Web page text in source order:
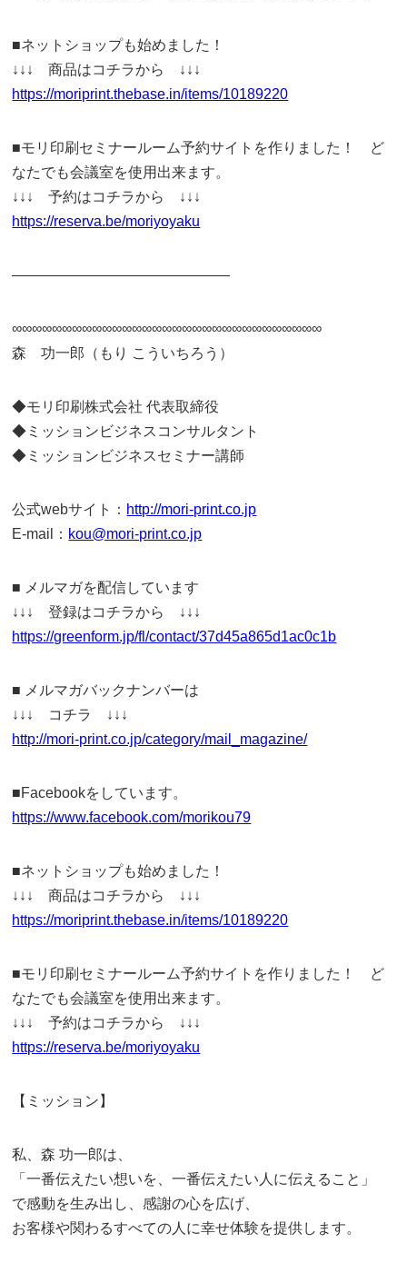
■ネットショップも始めました！
↓↓↓ 商品はコチラから ↓↓↓
https://moriprint.thebase.in/items/10189220
■モリ印刷セミナールーム予約サイトを作りました！ ど
なたでも会議室を使用出来ます。
↓↓↓ 予約はコチラから ↓↓↓
https://reserva.be/moriyoyaku
———————————————
∞∞∞∞∞∞∞∞∞∞∞∞∞∞∞∞∞∞∞∞∞∞∞∞∞∞∞∞∞∞∞
森 功一郎（もり こういちろう）
◆モリ印刷株式会社 代表取締役
◆ミッションビジネスコンサルタント
◆ミッションビジネスセミナー講師
公式webサイト： http://mori-print.co.jp
E-mail： kou@mori-print.co.jp
■ メルマガを配信しています
↓↓↓ 登録はコチラから ↓↓↓
https://greenform.jp/fl/contact/37d45a865d1ac0c1b
■ メルマガバックナンバーは
↓↓↓ コチラ ↓↓↓
http://mori-print.co.jp/category/mail_magazine/
■Facebookをしています。
https://www.facebook.com/morikou79
■ネットショップも始めました！
↓↓↓ 商品はコチラから ↓↓↓
https://moriprint.thebase.in/items/10189220
■モリ印刷セミナールーム予約サイトを作りました！ ど
なたでも会議室を使用出来ます。
↓↓↓ 予約はコチラから ↓↓↓
https://reserva.be/moriyoyaku
【ミッション】
私、森 功一郎は、
「一番伝えたい想いを、一番伝えたい人に伝えること」
で感動を生み出し、感謝の心を広げ、
お客様や関わるすべての人に幸せ体験を提供します。